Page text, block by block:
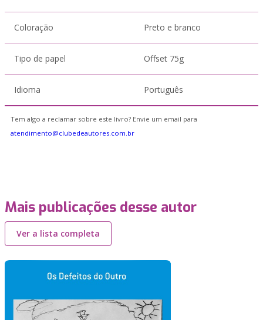
Coloração Preto e branco
Tipo de papel Offset 75g
Idioma Português
Tem algo a reclamar sobre este livro? Envie um email para
atendimento@clubedeautores.com.br
Mais publicações desse autor
Ver a lista completa